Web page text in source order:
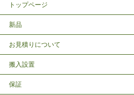
トップページ
新品
お見積りについて
搬入設置
保証